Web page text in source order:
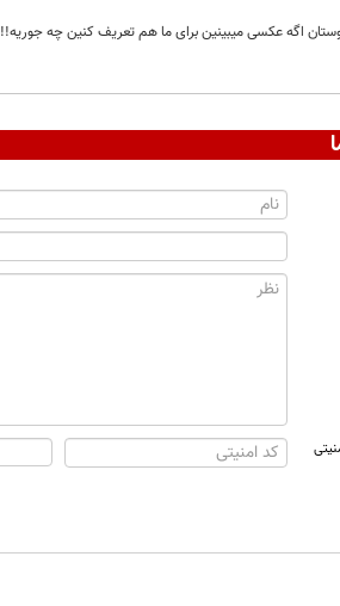
اگه عکسی میبینین برای ما هم تعریف کنین چه جوریه!!